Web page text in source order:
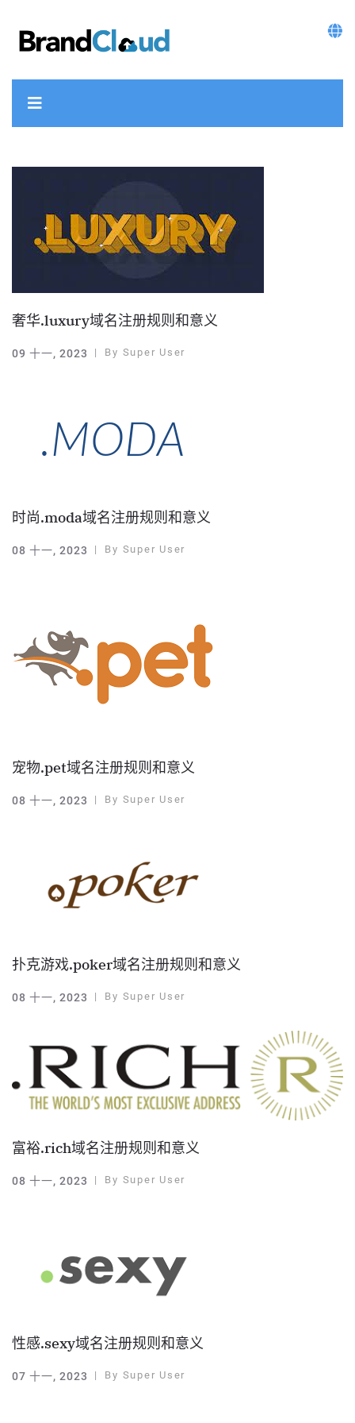
奢华.luxury域名注册规则和意义
09 十一, 2023 By Super User
时尚.moda域名注册规则和意义
08 十一, 2023 By Super User
宠物.pet域名注册规则和意义
08 十一, 2023 By Super User
扑克游戏.poker域名注册规则和意义
08 十一, 2023 By Super User
富裕.rich域名注册规则和意义
08 十一, 2023 By Super User
性感.sexy域名注册规则和意义
07 十一, 2023 By Super User